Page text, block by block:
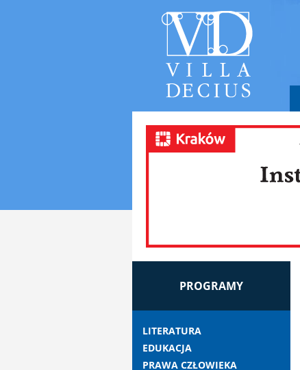
PROGRAMY
LITERATURA
EDUKACJA
PRAWA CZŁOWIEKA